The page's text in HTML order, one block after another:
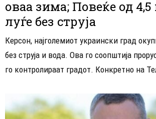
оваа зима; Повеќе од
луѓе без струја
Керсон, најголемиот украински град
без струја и вода. Ова го соопштија
го контролираат градот. Конкретно на